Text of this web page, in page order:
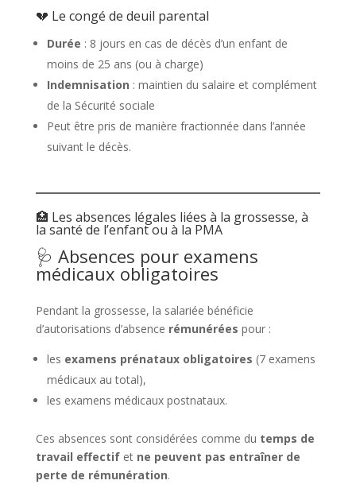
💔 Le congé de deuil parental
Durée : 8 jours en cas de décès d’un enfant de
moins de 25 ans (ou à charge)
Indemnisation : maintien du salaire et complément
de la Sécurité sociale
Peut être pris de manière fractionnée dans l’année
suivant le décès.
🏥 Les absences légales liées à la grossesse, à
la santé de l’enfant ou à la PMA
🩺 Absences pour examens
médicaux obligatoires
Pendant la grossesse, la salariée bénéficie
d’autorisations d’absence rémunérées pour :
les examens prénataux obligatoires (7 examens
médicaux au total),
les examens médicaux postnataux.
Ces absences sont considérées comme du temps de
travail effectifet ne peuvent pas entraîner de
perte de rémunération.